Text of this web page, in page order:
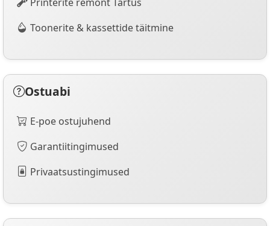
Toonerite & kassettide täitmine
Ostuabi
E-poe ostujuhend
Garantiitingimused
Privaatsustingimused